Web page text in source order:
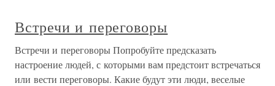
Встречи и переговоры
Встречи и переговоры Попробуйте предсказать
настроение людей, с которыми вам предстоит встречаться
или вести переговоры. Какие будут эти люди, веселые